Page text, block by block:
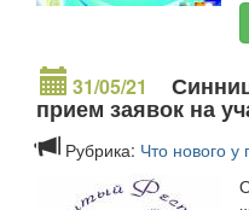
31/05/21
прием заявок на
Рубрика: Что нового у